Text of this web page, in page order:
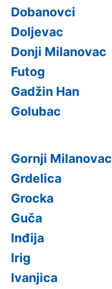
Dobanovci
Doljevac
Donji Milanovac
Futog
Gadžin Han
Golubac
Gornji Milanovac
Grdelica
Grocka
Guča
Inđija
Irig
Ivanjica